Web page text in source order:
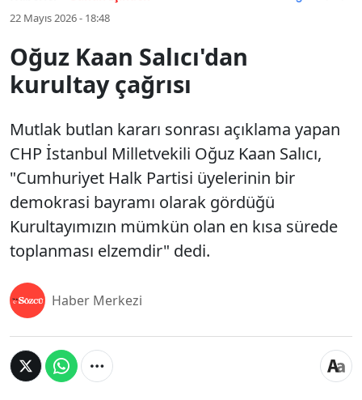
22 Mayıs 2026 - 18:48
Oğuz Kaan Salıcı'dan
kurultay çağrısı
Mutlak butlan kararı sonrası açıklama yapan
CHP İstanbul Milletvekili Oğuz Kaan Salıcı,
"Cumhuriyet Halk Partisi üyelerinin bir
demokrasi bayramı olarak gördüğü
Kurultayımızın mümkün olan en kısa sürede
toplanması elzemdir" dedi.
Haber Merkezi